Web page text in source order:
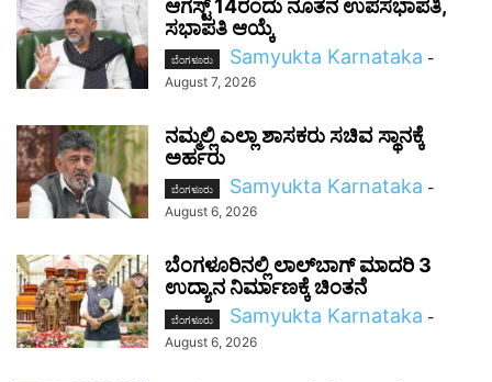
ಆಗಸ್ಟ್ 14ರಂದು ನೂತನ ಉಪಸಭಾಪತಿ,
ಸಭಾಪತಿ ಆಯ್ಕೆ
ಬೆಂಗಳೂರು Samyukta Karnataka -
August 7, 2026
ನಮ್ಮಲ್ಲಿ ಎಲ್ಲಾ ಶಾಸಕರು ಸಚಿವ ಸ್ಥಾನಕ್ಕೆ
ಅರ್ಹರು
ಬೆಂಗಳೂರು Samyukta Karnataka -
August 6, 2026
ಬೆಂಗಳೂರಿನಲ್ಲಿ ಲಾಲ್‌ಬಾಗ್ ಮಾದರಿ 3
ಉದ್ಯಾನ ನಿರ್ಮಾಣಕ್ಕೆ ಚಿಂತನೆ
ಬೆಂಗಳೂರು Samyukta Karnataka -
August 6, 2026